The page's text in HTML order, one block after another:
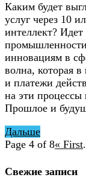
Каким будет
услуг через 10
интеллект?
инновациям в
волна, которая
и платежи
на эти
Прошлое и
Дальше
Page 4 of 8« First
Свежие записи